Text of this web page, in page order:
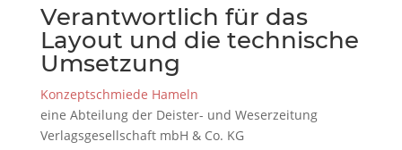
Verantwortlich für das
Layout und die technische
Umsetzung
Konzeptschmiede Hameln
eine Abteilung der Deister- und Weserzeitung
Verlagsgesellschaft mbH & Co. KG